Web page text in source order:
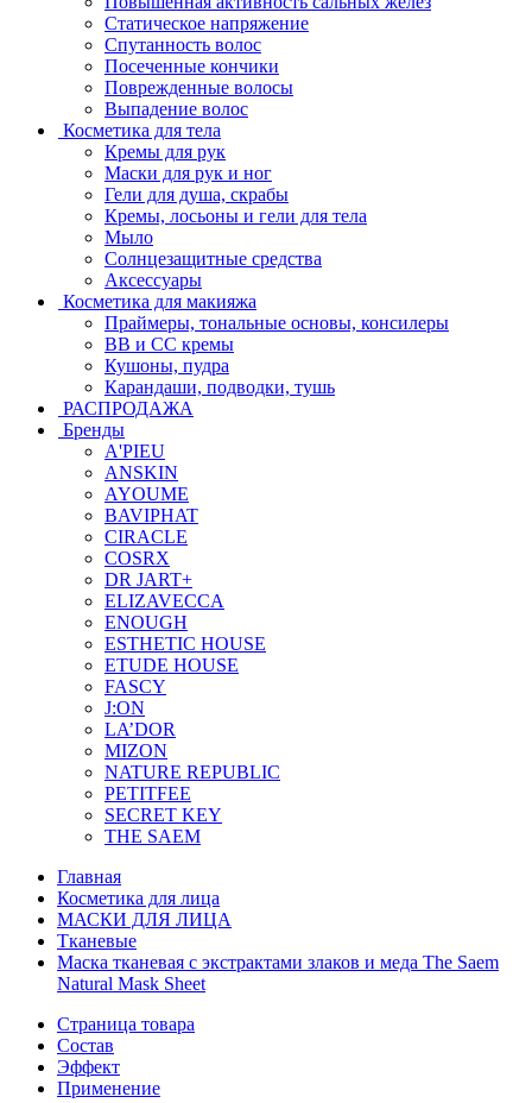
Статическое напряжение
Спутанность волос
Посеченные кончики
Поврежденные волосы
Выпадение волос
Косметика для тела
Кремы для рук
Маски для рук и ног
Гели для душа, скрабы
Кремы, лосьоны и гели для тела
Мыло
Солнцезащитные средства
Аксессуары
Косметика для макияжа
Праймеры, тональные основы, консилеры
BB и CC кремы
Кушоны, пудра
Карандаши, подводки, тушь
РАСПРОДАЖА
Бренды
A'PIEU
ANSKIN
AYOUME
BAVIPHAT
CIRACLE
COSRX
DR JART+
ELIZAVECCA
ENOUGH
ESTHETIC HOUSE
ETUDE HOUSE
FASCY
J:ON
LA’DOR
MIZON
NATURE REPUBLIC
PETITFEE
SEСRET KEY
THE SAEM
Главная
Косметика для лица
МАСКИ ДЛЯ ЛИЦА
Тканевые
Маска тканевая с экстрактами злаков и меда The Saem
Natural Mask Sheet
Страница товара
Состав
Эффект
Применение